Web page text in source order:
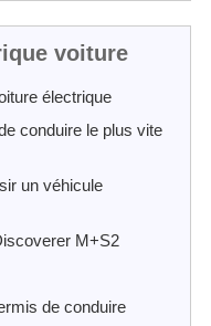
voiture
électrique
conduire le plus vite
un véhicule
M+S2
de conduire